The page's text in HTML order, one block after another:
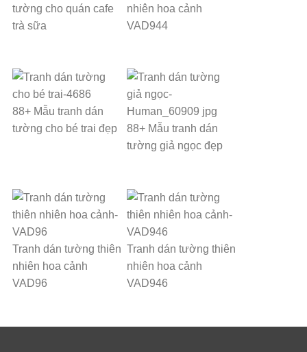
tường cho quán cafe
trà sữa
nhiên hoa cảnh
VAD944
88+ Mẫu tranh dán
tường cho bé trai đẹp
88+ Mẫu tranh dán
tường giả ngọc đẹp
Tranh dán tường thiên
nhiên hoa cảnh
VAD96
Tranh dán tường thiên
nhiên hoa cảnh
VAD946